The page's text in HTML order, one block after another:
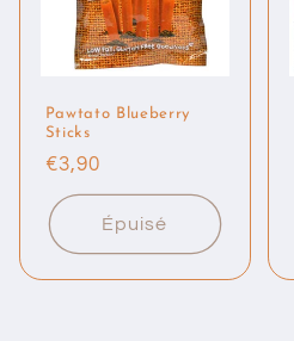
Pawtato Blueberry
Sticks
Prix
habituel
€3,90
Épuisé